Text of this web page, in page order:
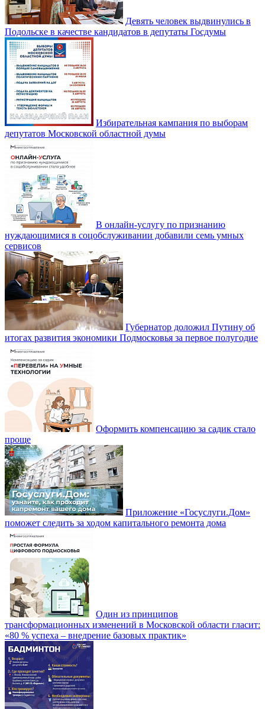
Девять человек выдвинулись в
Подольске в качестве кандидатов в депутаты Госдумы
Избирательная кампания по выборам
депутатов Московской областной думы
В онлайн-услугу по признанию
нуждающимися в соцобслуживании добавили семь умных
сервисов
Губернатор доложил Путину об
итогах развития экономики Подмосковья за первое полугодие
Оформить компенсацию за садик стало
проще
Приложение «Госуслуги.Дом»
поможет следить за ходом капитального ремонта дома
Один из принципов
трансформационных изменений в Московской области гласит:
«80 % успеха – внедрение базовых практик»